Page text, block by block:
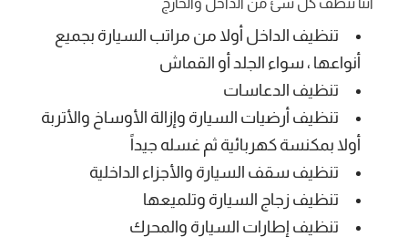
تنظيف الداخل أولا من مراتب السيارة بجميع
أنواعها ، سواء الجلد أو القماش
تنظيف الدعاسات
تنظيف أرضيات السيارة وإزالة الأوساخ والأتربة
أولا بمكنسة كهربائية ثم غسله جيداً
تنظيف سقف السيارة والأجزاء الداخلية
تنظيف زجاج السيارة وتلميعها
تنظيف إطارات السيارة والمحرك